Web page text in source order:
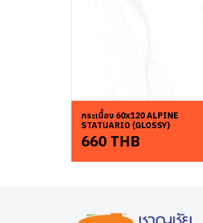
กระเบื้อง 60x120 ALPINE
STATUARIO (GLOSSY)
660 THB